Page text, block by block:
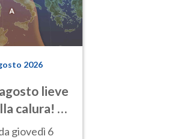
2026
lieve
calura! Al
giovedì 6